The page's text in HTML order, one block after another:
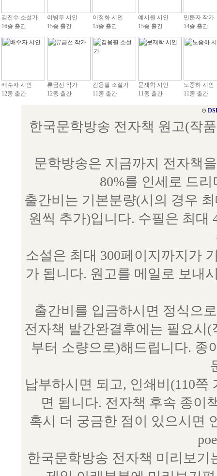
김진수 소설가
16종 출간
이병두 시인
15종 출간
이정화 시인
15종 출간
예시원 시인
15종 출간
민문자 작가
14종 출간
배수자 시인
12종 출간
류금선 작가
12종 출간
김용필 소설가
11종 출간
문재학 시인
11종 출간
노중하 시인
11종 출간
⊙
한국문학방송 전자책 원고(작
문학방송은 지금까지 전자책
80%를 인세로 드
출간비는 기본분량(시의 경우
원씩 추가)입니다. 수필은 최대
소설은 최대 300페이지까지가
가 됩니다. 원고를 메일로 보내
출간비를 입금하시면 정식으
전자책 발간완결후에는 필요시
부터 소량으로)해드립니다. 종
납부하시면 되고, 인쇄비(110
면 됩니다. 전자책 후속 종이
혹시 더 궁금한 점이 있으시면
한국문학방송 전자책 미리보